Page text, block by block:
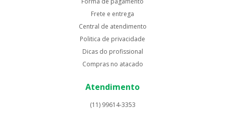
Frete e entrega
Central de atendimento
Politica de privacidade
Dicas do profissional
Compras no atacado
Atendimento
(11) 99614-3353